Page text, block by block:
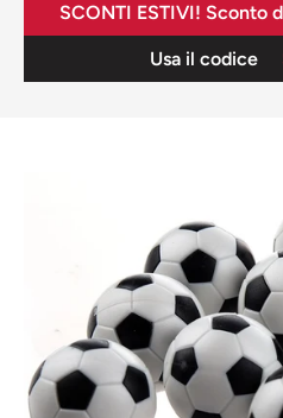
SCONTI ESTIVI! Sconto
Usa il codice